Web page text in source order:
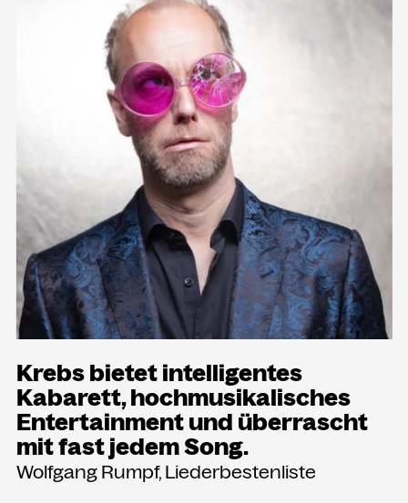
Partner
Aktuelles
Presse
Rückschau
KONTAKT
Kammgarn Kulturwerkstatt
Spinnereistraße 10
6971 Hard am Bodensee
Büro Öffnungszeiten:
Mo-Fr von 9-12
+43 5574 82731
office@kammgarn.at
Krebs bietet intelligentes
Kabarett, hochmusikalisches
Entertainment und überrascht
mit fast jedem Song.
Wolfgang Rumpf, Liederbestenliste